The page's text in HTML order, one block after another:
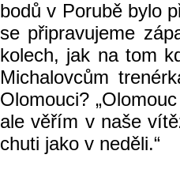
bodů v Porubě bylo
se připravujeme
kolech, jak na tom
Michalovcům
Olomouci?
ale věřím v naše
chuti jako v neděli.“